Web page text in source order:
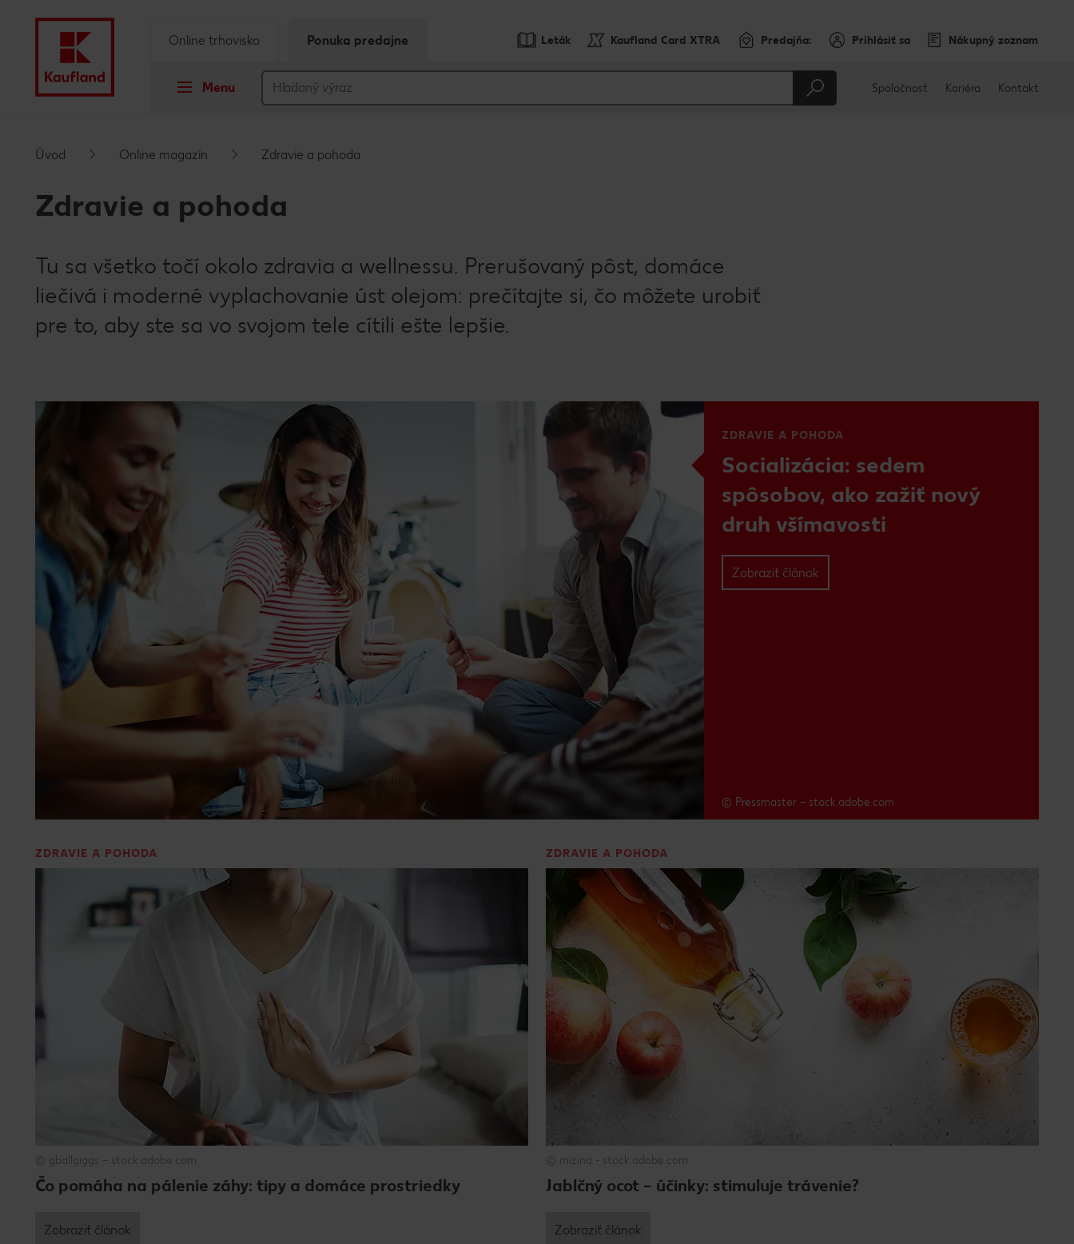
Vyskakovací bočný panel
Leták Kaufland Card XTRA Predajňa: Prihlásiť sa Nákupný zoznam
Menu
Online trhovisko Ponuka predajne
Spoločnosť Kariéra Kontakt
Úvod Online magazín Zdravie a pohoda
Zdravie a pohoda
Tu sa všetko točí okolo zdravia a wellnessu. Prerušovaný pôst, domáce
liečivá i moderné vyplachovanie úst olejom: prečítajte si, čo môžete urobiť
pre to, aby ste sa vo svojom tele cítili ešte lepšie.
ZDRAVIE A POHODA
© Pressmaster – stock.adobe.com
Socializácia: sedem
spôsobov, ako zažiť nový
druh všímavosti
Zobraziť článok
ZDRAVIE A POHODA
© gballgiggs – stock.adobe.com
Čo pomáha na pálenie záhy: tipy a domáce prostriedky
Zobraziť článok
ZDRAVIE A POHODA
© mizina - stock.adobe.com
Jablčný ocot – účinky: stimuluje trávenie?
Zobraziť článok